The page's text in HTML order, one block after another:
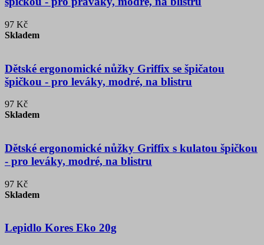
97 Kč
Skladem
Dětské ergonomické nůžky Griffix se špičatou
špičkou - pro leváky, modré, na blistru
97 Kč
Skladem
Dětské ergonomické nůžky Griffix s kulatou špičkou
- pro leváky, modré, na blistru
97 Kč
Skladem
Lepidlo Kores Eko 20g